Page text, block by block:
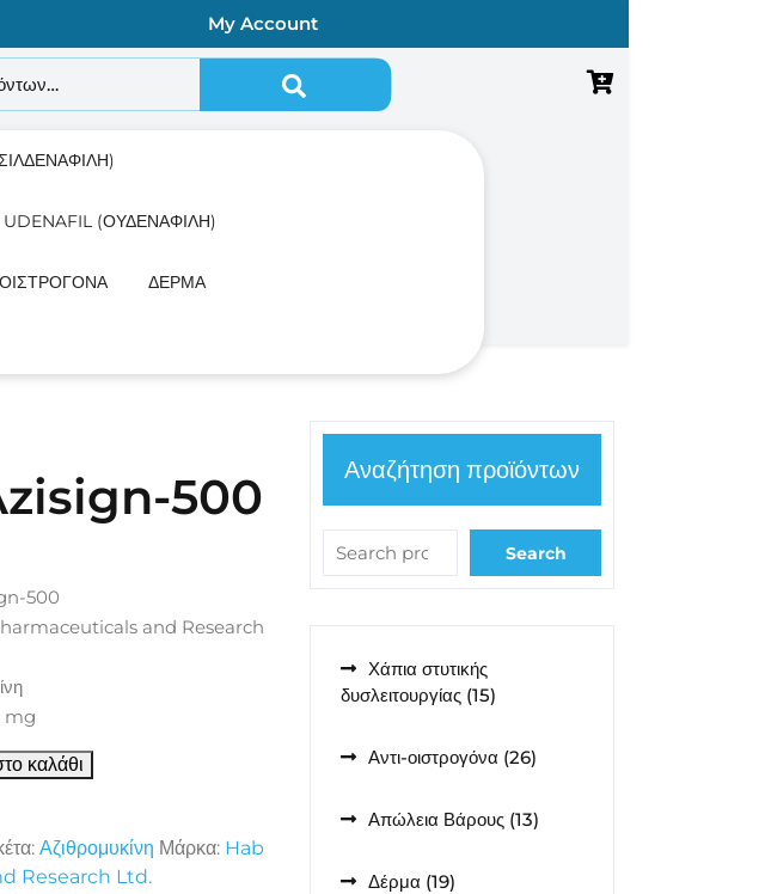
My Account
Αναζήτηση για:
UDENAFIL (ΟΥΔΕΝΑΦΊΛΗ)
ΔΈΡΜΑ
500
500
and Research
mg
καλάθι
Αζιθρομυκίνη Μάρκα: Hab
Research Ltd.
Αναζήτηση προϊόντων
Search
Χάπια στυτικής
δυσλειτουργίας 1515
Αντι-οιστρογόνα 2626
Απώλεια Βάρους 1313
Δέρμα 1919